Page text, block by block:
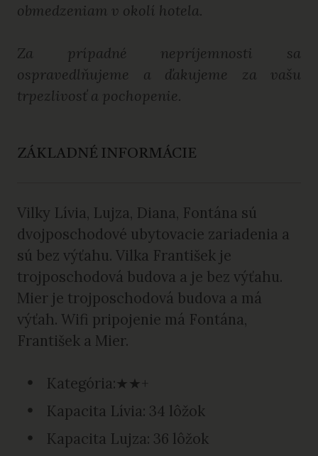
obmedzeniam v okolí hotela.
Za prípadné nepríjemnosti sa
ospravedlňujeme a ďakujeme za vašu
trpezlivosť a pochopenie.
ZÁKLADNÉ INFORMÁCIE
Vilky Lívia, Lujza, Diana, Fontána sú
dvojposchodové ubytovacie zariadenia a
sú bez výťahu. Vilka František je
trojposchodová budova a je bez výťahu.
Mier je trojposchodová budova a má
výťah. Wifi pripojenie má Fontána,
František a Mier.
Kategória:★★+
Kapacita Lívia: 34 lôžok
Kapacita Lujza: 36 lôžok